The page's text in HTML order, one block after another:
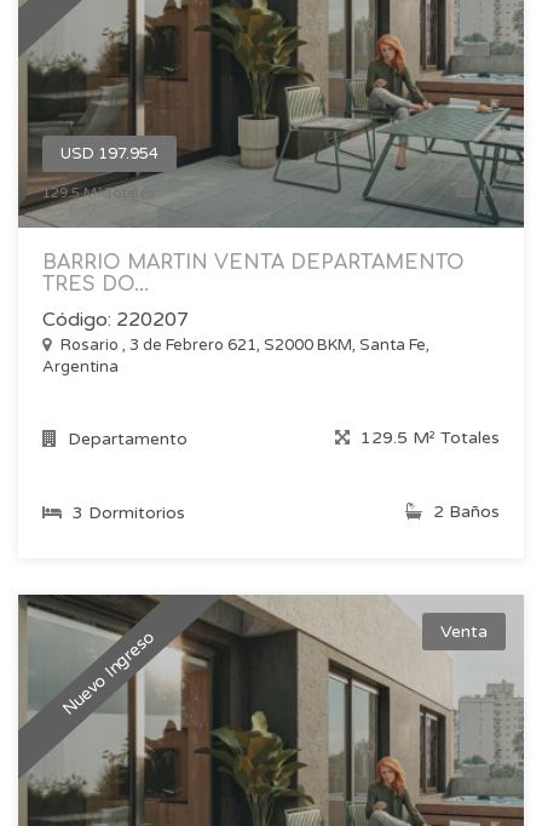
USD 197.954
129.5 M² Totales 15
BARRIO MARTIN VENTA DEPARTAMENTO
TRES DO...
Código: 220207
Rosario , 3 de Febrero 621, S2000 BKM, Santa Fe,
Argentina
Departamento 129.5 M² Totales
3 Dormitorios 2 Baños
Nuevo Ingreso Venta